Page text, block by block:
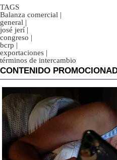
TAGS
Balanza comercial |
general |
josé jerí |
congreso |
bcrp |
exportaciones |
términos de intercambio